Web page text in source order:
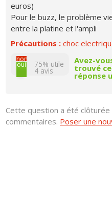
euros)
Pour le buzz, le problème
entre la platine et l'ampli
Précautions :choc
non
oui 75% utile
4 avis
Avez-
trouvé
réponse
Cette question a été
commentaires. Poser une